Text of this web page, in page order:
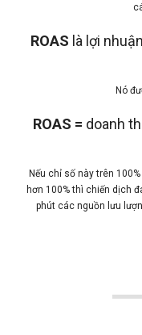
ROAS là lợi
Nó
ROAS = doanh
Nếu chỉ số này trên
hơn 100% thì chiến dịch
phút các nguồn lưu